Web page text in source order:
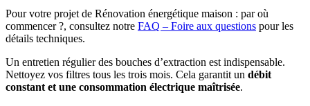
Pour votre projet de Rénovation énergétique maison : par où
commencer ?, consultez notre FAQ – Foire aux questions pour les
détails techniques.
Un entretien régulier des bouches d’extraction est indispensable.
Nettoyez vos filtres tous les trois mois. Cela garantit un débit
constant et une consommation électrique maîtrisée.